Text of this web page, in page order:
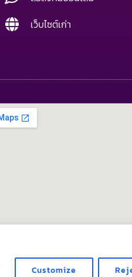
Customize
เว็บไซต์เก่า